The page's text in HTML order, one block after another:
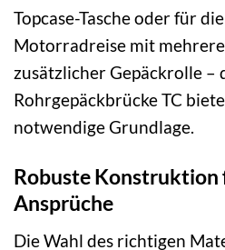
Topcase-Tasche oder für
Motorradreise mit
zusätzlicher Gepäckrolle –
Rohrgepäckbrücke TC
notwendige Grundlage.
Robuste Konstruktion
Ansprüche
Die Wahl des richtigen